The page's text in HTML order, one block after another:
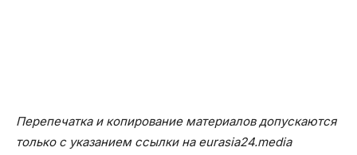
Перепечатка и копирование материалов допускаются
только с указанием ссылки на eurasia24.media